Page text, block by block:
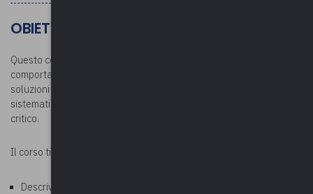
OBIETTIVI
Questo corso ti aiuterà a sviluppare le competenze e i
comportamenti necessari per risolvere i problemi e implementare
soluzioni in modo più efficiente e agile utilizzando un processo
sistematico in cinque fasi che coinvolge sia il pensiero creativo che
critico.
Il corso ti permetterà di:
Descrivere il processo in 5 fasi di risoluzione efficace dei